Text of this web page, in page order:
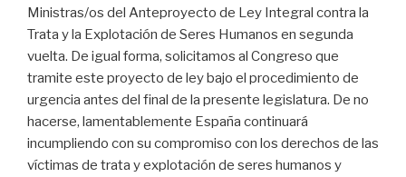
Ministras/os del Anteproyecto de Ley Integral contra la
Trata y la Explotación de Seres Humanos en segunda
vuelta. De igual forma, solicitamos al Congreso que
tramite este proyecto de ley bajo el procedimiento de
urgencia antes del final de la presente legislatura. De no
hacerse, lamentablemente España continuará
incumpliendo con su compromiso con los derechos de las
víctimas de trata y explotación de seres humanos y